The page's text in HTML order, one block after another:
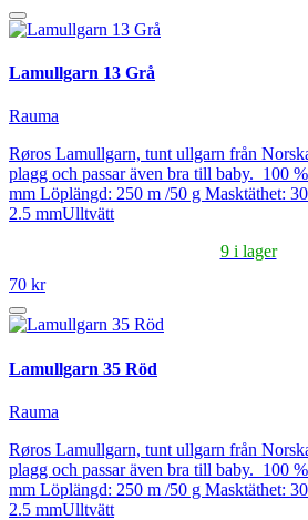
Lamullgarn 13 Grå
Rauma
Røros Lamullgarn, tunt ullgarn från
plagg och passar även bra till baby. 100
mm Löplängd: 250 m /50 g Masktäthet:
2.5 mmUlltvätt
9 i lager
70 kr
Lamullgarn 35 Röd
Rauma
Røros Lamullgarn, tunt ullgarn från
plagg och passar även bra till baby. 100
mm Löplängd: 250 m /50 g Masktäthet:
2.5 mmUlltvätt